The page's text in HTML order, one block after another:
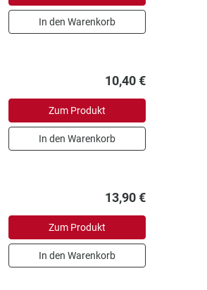
In den Warenkorb
10,40 €
Zum Produkt
In den Warenkorb
13,90 €
Zum Produkt
In den Warenkorb